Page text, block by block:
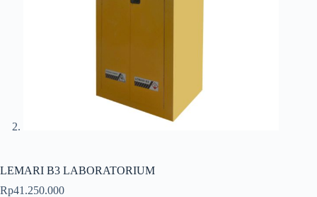
LEMARI B3 LABORATORIUM
Rp41.250.000